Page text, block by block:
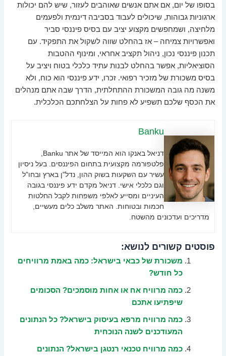
בסופו של יום, אם אתם אנשים שאוהבים לעזור, שיש להם יכולות
ארגוניות גבוהות, שיכולים לעבוד בסביבה דינמית ולפעמים
מלחיצה, ושמחפשים מקצוע יציב עם בסיס פיננסי סביר
ואפשרויות צמיחה – אז בהחלט שווה לשקול את התפקיד. עם
תכנון פיננסי נכון, ניהול תקציב אחראי, ומינוף ההטבות
הסוציאליות, אפשר בהחלט לבנות עתיד כלכלי בטוח ויציב על
בסיס משכורת של מזכיר רפואי. זכרו, ידע פיננסי הוא כוח, ולא
משנה מה גובה המשכורת ההתחלתית, הדרך שבה אתם מנהלים
את הכסף שלכם תשפיע לא פחות על הצלחתכם הכלכלית.
Banku
פלטפורמה מקצועית בתחום הפיננסים. בעל ניסיון
עשיר עם השקעות בשוק ההון, נדל"ן בארץ ובחו"ל
וגם כלכלי אישי. דניאל מקדם ידע פיננסי בגובה
העיניים ומסייע לאלפי משפחות לקבל החלטות
חכמות ובטוחות. האתר משלב כלים מעשיים,
מדריכים ועדכונים מהשטח.
פוסטים קשורים לנושא:
משכורת של כבאי בישראל: כמה באמת מרוויחים
כל חודש?
כמה מרוויח אח או אחות מוסמכים? הסכומים
שיפתיעו אתכם
כמה מרוויח מרפא בעיסוק בישראל? כל הנתונים
המעודכנים לשנה הנוכחית
כמה מרוויח טכנאי רנטגן בישראל? הנתונים